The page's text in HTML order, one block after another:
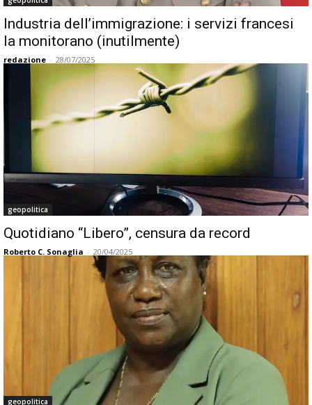
Industria dell’immigrazione: i servizi francesi
la monitorano (inutilmente)
redazione - 28/07/2025
geopolitica
Quotidiano “Libero”, censura da record
Roberto C. Sonaglia - 20/04/2025
geopolitica